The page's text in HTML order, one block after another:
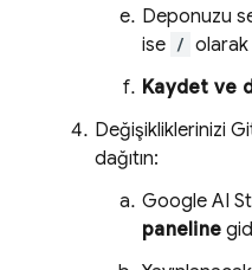
Deponuzu
ise / olarak
Kaydet ve
Değişikliklerinizi
dağıtın:
Google AI
paneline